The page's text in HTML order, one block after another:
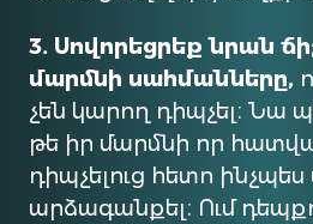
3․ Սովորեցրեք նրան
մարմնի սահմանները,
չեն կարող դիպչել։ Նա
թե իր մարմնի որ
դիպչելուց հետո
արձագանքել։ Ում